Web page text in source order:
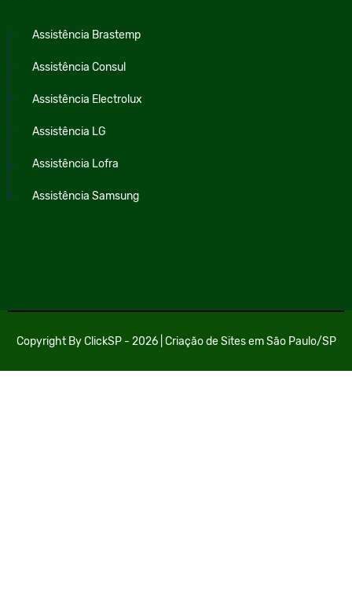
Assistência Brastemp
Assistência Consul
Assistência Electrolux
Assistência LG
Assistência Lofra
Assistência Samsung
Copyright ByClickSP- 2026 | Criação de Sites em São Paulo/SP